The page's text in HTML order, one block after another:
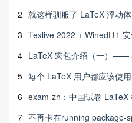
2 就这样驯服了 LaTeX 浮动
3 Texlive 2022 + Winedt11
4 LaTeX 宏包介绍（一）——
5 每个 LaTeX 用户都应该使
6 exam-zh：中国试卷 LaTeX
7 不再卡在running package-